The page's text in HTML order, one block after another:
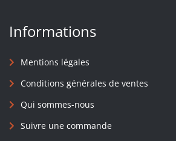
Informations
Mentions légales
Conditions générales de ventes
Qui sommes-nous
Suivre une commande